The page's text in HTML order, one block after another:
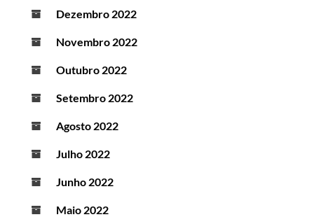
Dezembro 2022
Novembro 2022
Outubro 2022
Setembro 2022
Agosto 2022
Julho 2022
Junho 2022
Maio 2022